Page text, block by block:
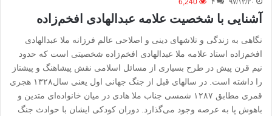
۹۷/۱۲/۲۰ ۴ 6,240
آشنایی با شخصیت علامه عبدالهادی افخم‌زاده
نگاهی به زندگی و تلاشهای دینی و اصلاحی عالم فرزانه ملا عبدالهادی
افخم‌زاده استاد علامه ملا عبدالهادی افخم‌زاده شخصیتی است که حدود
نیم قرن پیش در طرح بسیاری از مسائل اسلامی نقش پیشاهنگ و پیشتاز
را داشته است. در سالهای قبل از جنگ جهانی اول یعنی سال۱۳۲۸ هجری
قمری مطابق ۱۲۸۷ شمسی جناب ملا هادی در میان خانواده‌ای متدین و
باهوش پا به عرصه وجود می‌گذارد. دوران کودکی ایشان با حوادث جنگ